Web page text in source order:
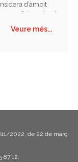
d’àmbit
aficionada a la
Veure més...
2022, de 22 de març
12.